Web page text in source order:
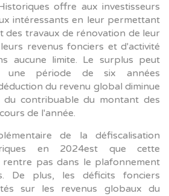
offre aux investisseurs
intéressants en leur permettant
des travaux de rénovation de leur
revenus fonciers et d'activité
aucune limite. Le surplus peut
période de six années
du revenu global diminue
du contribuable du montant des
de l'année.
de la défiscalisation
en 2024est que cette
rentre pas dans le plafonnement
De plus, les déficits fonciers
sur les revenus globaux du